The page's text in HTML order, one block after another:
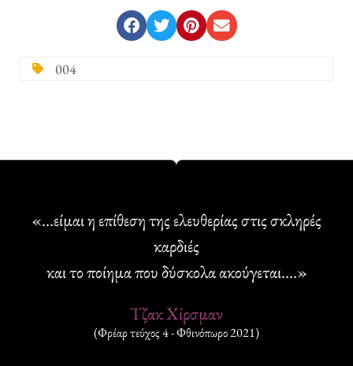
004
«...είμαι η επίθεση της ελευθερίας στις σκληρές
καρδιές
και το ποίημα που δύσκολα ακούγεται.…»
Τζακ Χίρσμαν
(Φρέαρ τεύχος 4 - Φθινόπωρο 2021)